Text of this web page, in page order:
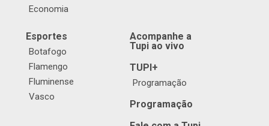
Economia
Esportes
Botafogo
Flamengo
Fluminense
Vasco
Acompanhe a
Tupi ao vivo
TUPI+
Programação
Programação